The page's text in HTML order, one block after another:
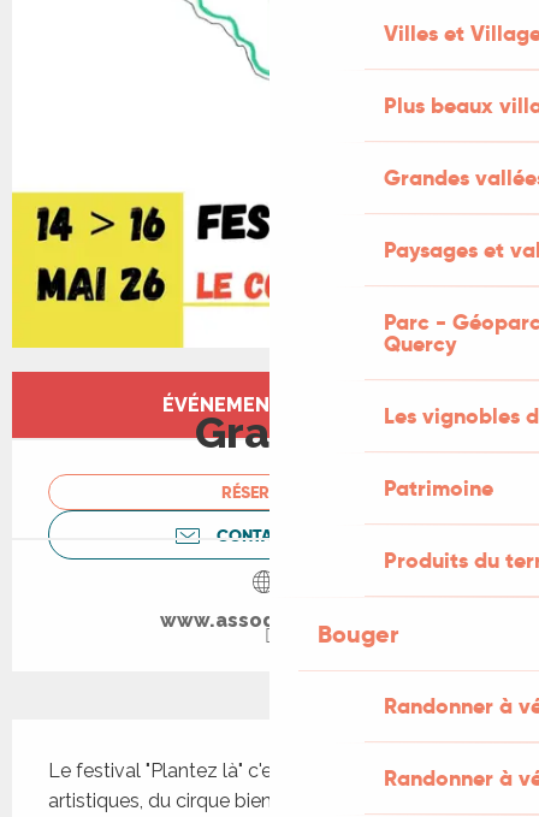
Villes et
Plus beaux
Grandes
Paysages et
Parc -
Quercy
Les vignobles
Patrimoine
Produits du
Bouger
Randonner à
Randonner à
Ouverture et coordonnées
ÉVÉNEMENT TERMINÉ
Gratuit
RÉSERVER
CONTACTEZ-NOUS
www.assodesclous.fr
Le festival "Plantez là" c'est des ateliers
artistiques, du cirque bien sûr, de la musique et